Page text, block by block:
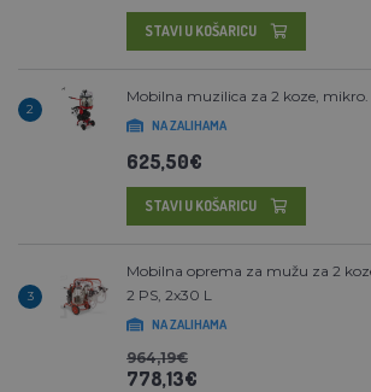
STAVI U KOŠARICU
2
Mobilna muzilica za 2 koze, mikro.
NA ZALIHAMA
625,50€
STAVI U KOŠARICU
3
Mobilna oprema za mužu za 2
2 PS, 2x30 L
NA ZALIHAMA
964,19€
778,13€